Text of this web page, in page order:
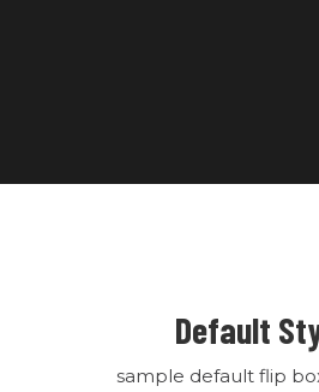
Default
sample default flip